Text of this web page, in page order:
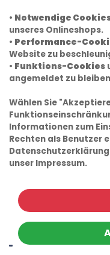
• Notwendige
unseres Onlineshops.
• Performance-
Website zu
• Funktions-Cookies
angemeldet zu
Wählen Sie
Informationen zum
Rechten als Benutzer
Datenschutzerklärung
unser Impressum.